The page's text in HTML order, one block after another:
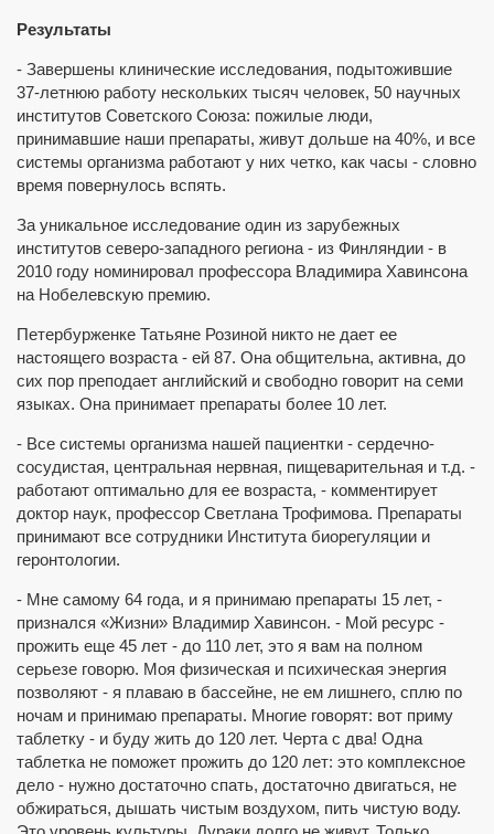
Результаты
- Завершены клинические исследования, подытожившие
37-летнюю работу нескольких тысяч человек, 50 научных
институтов Советского Союза: пожилые люди,
принимавшие наши препараты, живут дольше на 40%, и все
системы организма работают у них четко, как часы - словно
время повернулось вспять.
За уникальное исследование один из зарубежных
институтов северо-западного региона - из Финляндии - в
2010 году номинировал профессора Владимира Хавинсона
на Нобелевскую премию.
Петербурженке Татьяне Розиной никто не дает ее
настоящего возраста - ей 87. Она общительна, активна, до
сих пор преподает английский и свободно говорит на семи
языках. Она принимает препараты более 10 лет.
- Все системы организма нашей пациентки - сердечно-
сосудистая, центральная нервная, пищеварительная и т.д. -
работают оптимально для ее возраста, - комментирует
доктор наук, профессор Светлана Трофимова. Препараты
принимают все сотрудники Института биорегуляции и
геронтологии.
- Мне самому 64 года, и я принимаю препараты 15 лет, -
признался «Жизни» Владимир Хавинсон. - Мой ресурс -
прожить еще 45 лет - до 110 лет, это я вам на полном
серьезе говорю. Моя физическая и психическая энергия
позволяют - я плаваю в бассейне, не ем лишнего, сплю по
ночам и принимаю препараты. Многие говорят: вот приму
таблетку - и буду жить до 120 лет. Черта с два! Одна
таблетка не поможет прожить до 120 лет: это комплексное
дело - нужно достаточно спать, достаточно двигаться, не
обжираться, дышать чистым воздухом, пить чистую воду.